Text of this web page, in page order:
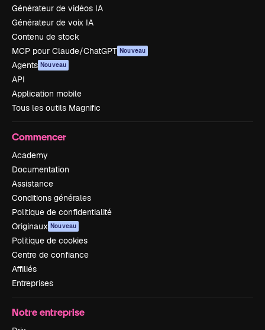
Générateur de vidéos IA
Générateur de voix IA
Contenu de stock
MCP pour Claude/ChatGPT Nouveau
Agents Nouveau
API
Application mobile
Tous les outils Magnific
Commencer
Academy
Documentation
Assistance
Conditions générales
Politique de confidentialité
Originaux Nouveau
Politique de cookies
Centre de confiance
Affiliés
Entreprises
Notre entreprise